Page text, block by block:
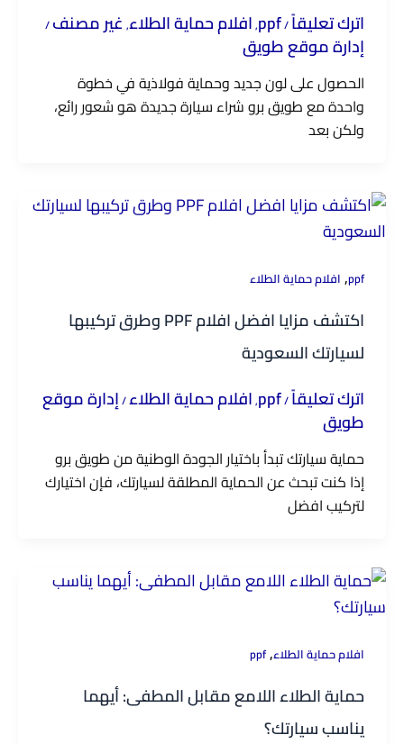
اترك تعليقاً/
ppf
,افلام حماية الطلاء, غير مصنف/
إدارة موقع طويق
الحصول على لون جديد وحماية فولاذية في خطوة
واحدة مع طويق برو شراء سيارة جديدة هو شعور رائع،
ولكن بعد
ppf
, افلام حماية الطلاء
اكتشف مزايا افضل افلام PPF وطرق تركيبها
لسيارتك السعودية
اترك تعليقاً/
ppf
,افلام حماية الطلاء/إدارة موقع
طويق
حماية سيارتك تبدأ باختيار الجودة الوطنية من طويق برو
إذا كنت تبحث عن الحماية المطلقة لسيارتك، فإن اختيارك
لتركيب افضل
افلام حماية الطلاء,
ppf
حماية الطلاء اللامع مقابل المطفى: أيهما
يناسب سيارتك؟